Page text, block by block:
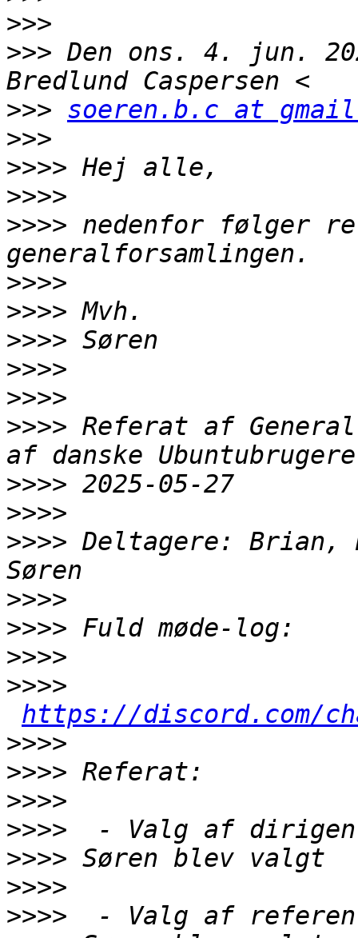
>>>
>>> Den ons. 4. jun.
>>> soeren.b.c at
>>>
>>>>
>>>>
>>>> nedenfor følger
>>>>
>>>>
>>>>
>>>>
>>>>
>>>> Referat af
>>>>
>>>>
>>>> Deltagere: Brian,
>>>>
>>>>
>>>>
>>>>
https://discord.com/
>>>>
>>>>
>>>>
>>>>
>>>>
>>>>
>>>>